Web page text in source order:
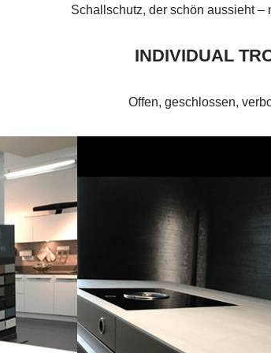
Schallschutz, der schön aussieht –
INDIVIDUAL
Offen, geschlossen,